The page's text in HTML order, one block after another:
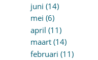
juni (14)
mei (6)
april (11)
maart (14)
februari (11)